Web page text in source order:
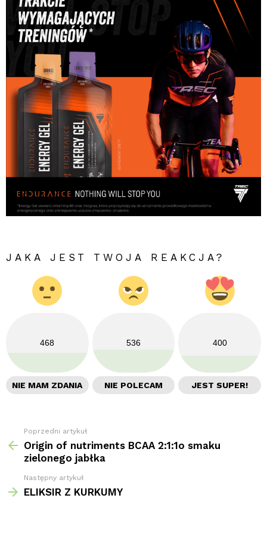
JAKA JEST TWOJA REAKCJA?
468
NIE MAM ZDANIA
536
NIE POLECAM
400
JEST SUPER!
Zobacz
więcej
Poprzedni artykuł
Origin of nutriments BCAA 2:1:1o smaku
zielonego jabłka
Następny artykuł
ELIKSIR Z KURKUMY